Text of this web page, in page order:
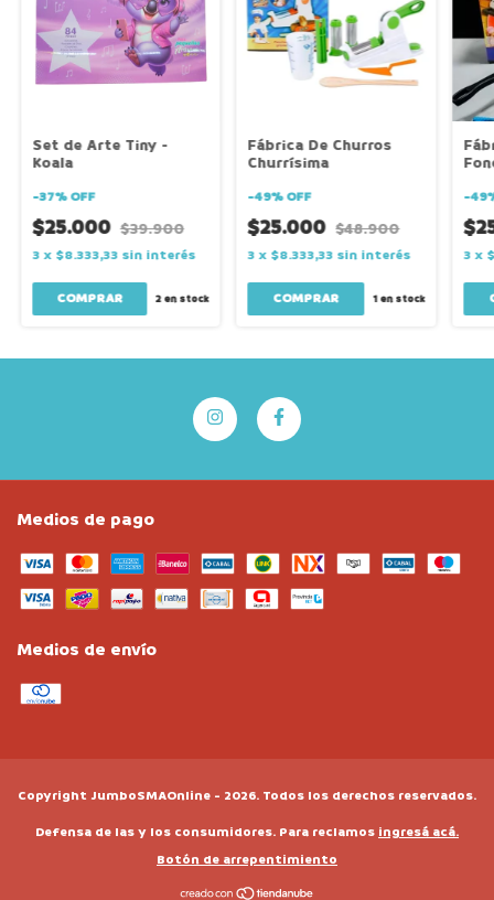
Set de Arte Tiny -
Koala
-37%OFF
$25.000 $39.900
3x $8.333,33 sin interés
2en stock
Fábrica De Churros
Churrísima
-49%OFF
$25.000 $48.900
3 x $8.333,33 sin interés
1en stock
-49
3x
Medios de pago
Medios de envío
Copyright JumboSMAOnline - 2026. Todos los derechos reservados.
Defensa de las y los consumidores. Para reclamos ingresá acá.
Botón de arrepentimiento